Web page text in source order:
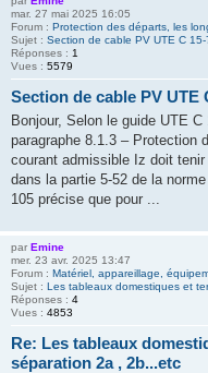
mar. 27 mai 2025 16:05
Forum : Protection des départs, les
Sujet : Section de cable PV UTE C 15-
Réponses : 1
Vues : 5579
Section de cable PV UTE
Bonjour, Selon le guide UTE
paragraphe 8.1.3 – Protection
courant admissible Iz doit
dans la partie 5-52 de la
105 précise que pour ...
par Emine
mer. 23 avr. 2025 13:47
Forum : Matériel, appareillage,
Sujet : Les tableaux domestiques et
Réponses : 4
Vues : 4853
Re: Les tableaux
séparation 2a , 2b...etc